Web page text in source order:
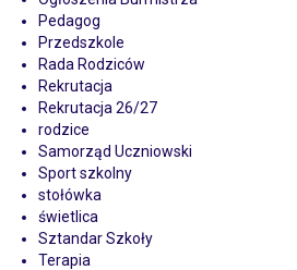
Pedagog
Przedszkole
Rada Rodziców
Rekrutacja
Rekrutacja 26/27
rodzice
Samorząd Uczniowski
Sport szkolny
stołówka
świetlica
Sztandar Szkoły
Terapia